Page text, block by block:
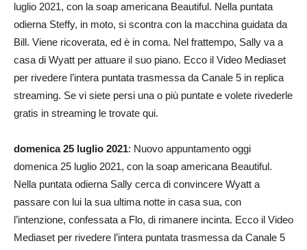
luglio 2021, con la soap americana Beautiful. Nella puntata
odierna Steffy, in moto, si scontra con la macchina guidata da
Bill. Viene ricoverata, ed è in coma. Nel frattempo, Sally va a
casa di Wyatt per attuare il suo piano. Ecco il Video Mediaset
per rivedere l’intera puntata trasmessa da Canale 5 in replica
streaming. Se vi siete persi una o più puntate e volete rivederle
gratis in streaming le trovate qui.
domenica 25 luglio 2021: Nuovo appuntamento oggi
domenica 25 luglio 2021, con la soap americana Beautiful.
Nella puntata odierna Sally cerca di convincere Wyatt a
passare con lui la sua ultima notte in casa sua, con
l’intenzione, confessata a Flo, di rimanere incinta. Ecco il Video
Mediaset per rivedere l’intera puntata trasmessa da Canale 5